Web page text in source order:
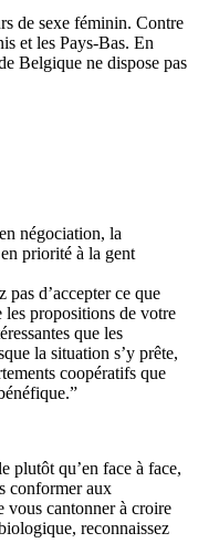
de sexe féminin. Contre
et les Pays-Bas. En
Belgique ne dispose pas
négociation, la
priorité à la gent
d’accepter ce que
les propositions de votre
que les
la situation s’y prête,
coopératifs que
plutôt qu’en face à face,
conformer aux
vous cantonner à croire
reconnaissez